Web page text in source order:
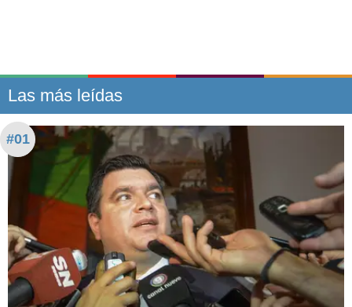
Las más leídas
#01